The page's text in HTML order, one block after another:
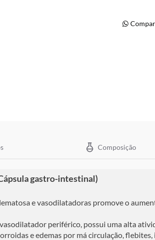
Composição
gastro-intestinal)
e vasodilatadoras promove o
periférico, possui uma alta
e edemas por má circulação,